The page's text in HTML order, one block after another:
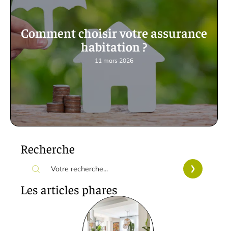
Comment choisir votre assurance
habitation ?
11 mars 2026
Recherche
Les articles phares